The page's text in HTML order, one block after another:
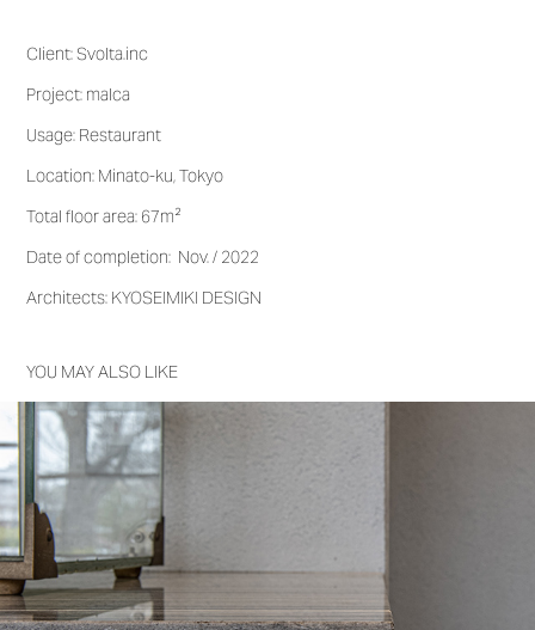
Client: Svolta.inc
Project: malca
Usage: Restaurant
Location: Minato-ku, Tokyo
Total floor area: 67m²
Date of completion: Nov. / 2022
Architects: KYOSEIMIKI DESIGN
YOU MAY ALSO LIKE